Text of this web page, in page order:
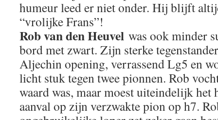
humeur leed er niet onder. Hij blijft
“vrolijke Frans”!
Rob van den Heuvel was ook minder
bord met zwart. Zijn sterke
Aljechin opening, verrassend Lg5 en
licht stuk tegen twee pionnen. Rob
waard was, maar moest uiteindelijk het
aanval op zijn verzwakte pion op h7.